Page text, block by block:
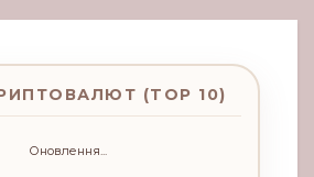
(TOP 10)
Оновлення...